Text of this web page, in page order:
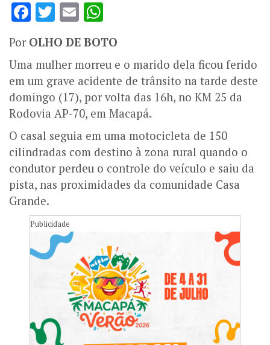
Facebook
Twitter
Email
Por OLHO DE BOTO
Uma mulher morreu e o marido dela ficou ferido
em um grave acidente de trânsito na tarde deste
domingo (17), por volta das 16h, no KM 25 da
Rodovia AP-70, em Macapá.
O casal seguia em uma motocicleta de 150
cilindradas com destino à zona rural quando o
condutor perdeu o controle do veículo e saiu da
pista, nas proximidades da comunidade Casa
Grande.
Publicidade